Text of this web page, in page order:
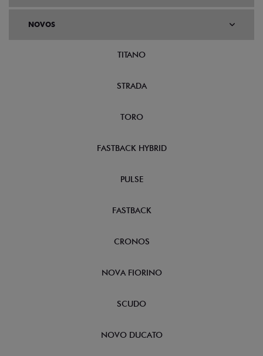
NOVOS
TITANO
STRADA
TORO
FASTBACK HYBRID
PULSE
FASTBACK
CRONOS
NOVA FIORINO
SCUDO
NOVO DUCATO